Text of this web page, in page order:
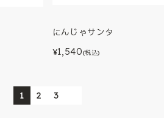
にんじゃサンタ
¥1,540(税込)
1 2 3